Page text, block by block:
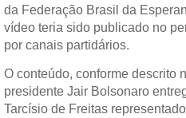
da Federação Brasil da
vídeo teria sido publicado no
por canais partidários.
O conteúdo, conforme descrito
presidente Jair Bolsonaro
Tarcísio de Freitas